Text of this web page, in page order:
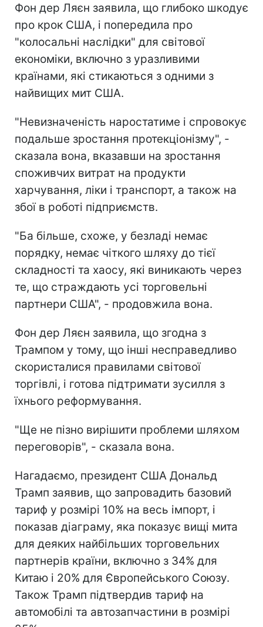
Фон дер Ляєн заявила, що глибоко шкодує
про крок США, і попередила про
"колосальні наслідки" для світової
економіки, включно з уразливими
країнами, які стикаються з одними з
найвищих мит США.
"Невизначеність наростатиме і спровокує
подальше зростання протекціонізму", -
сказала вона, вказавши на зростання
споживчих витрат на продукти
харчування, ліки і транспорт, а також на
збої в роботі підприємств.
"Ба більше, схоже, у безладі немає
порядку, немає чіткого шляху до тієї
складності та хаосу, які виникають через
те, що страждають усі торговельні
партнери США", - продовжила вона.
Фон дер Ляєн заявила, що згодна з
Трампом у тому, що інші несправедливо
скористалися правилами світової
торгівлі, і готова підтримати зусилля з
їхнього реформування.
"Ще не пізно вирішити проблеми шляхом
переговорів", - сказала вона.
Нагадаємо, президент США Дональд
Трамп заявив, що запровадить базовий
тариф у розмірі 10% на весь імпорт, і
показав діаграму, яка показує вищі мита
для деяких найбільших торговельних
партнерів країни, включно з 34% для
Китаю і 20% для Європейського Союзу.
Також Трамп підтвердив тариф на
автомобілі та автозапчастини в розмірі